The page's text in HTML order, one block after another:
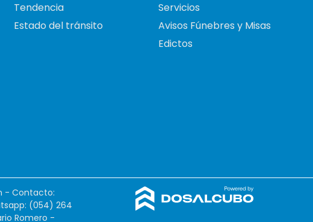
Tendencia
Estado del tránsito
Servicios
Avisos Fúnebres y Misas
Edictos
- Contacto:
(054) 264
Romero -